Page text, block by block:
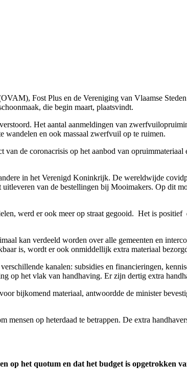
Fost Plus en de Vereniging van Vlaamse
die begin maart, plaatsvindt.
Het aantal aanmeldingen van
wandelen en ook massaal zwerfvuil op te ruimen.
de coronacrisis op het aanbod van opruimmateriaal
in het Verenigd Koninkrijk. De wereldwijde
van de bestellingen bij Mooimakers. Op dit
werd er ook meer op straat gegooid. Het is positief
kan verdeeld worden over alle gemeenten en
is, wordt er ook onmiddellijk extra materiaal
kanalen: subsidies en financieringen,
op het vlak van handhaving. Er zijn dertig extra
bijkomend materiaal, antwoordde de minister
op heterdaad te betrappen. De extra
op het quotum en dat het budget is opgetrokken